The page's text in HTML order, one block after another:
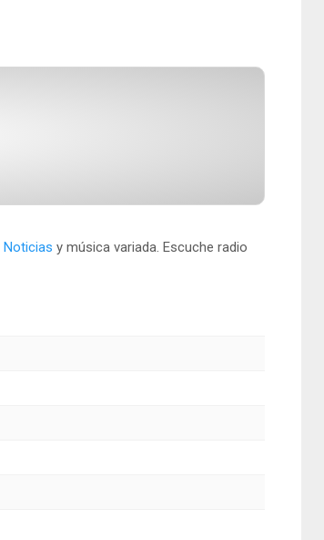
Noticias y música variada. Escuche radio